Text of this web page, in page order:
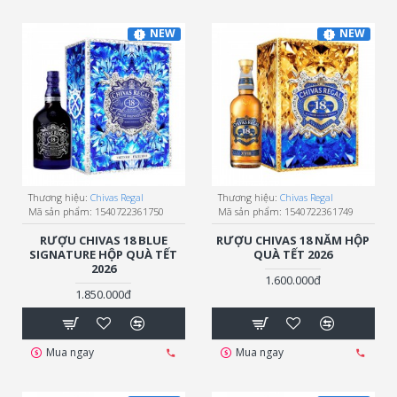
NEW
Thương hiệu: Chivas Regal
Mã sản phẩm: 1540722361750
RƯỢU CHIVAS 18 BLUE
SIGNATURE HỘP QUÀ TẾT
2026
1.850.000đ
Mua ngay
NEW
Thương hiệu: Chivas Regal
Mã sản phẩm: 1540722361749
RƯỢU CHIVAS 18 NĂM HỘP
QUÀ TẾT 2026
1.600.000đ
Mua ngay